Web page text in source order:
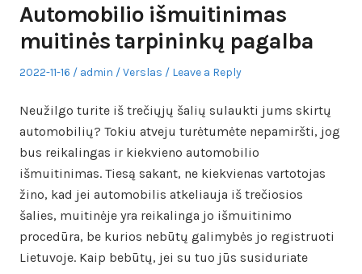
Automobilio išmuitinimas
muitinės tarpininkų pagalba
Posted
2022-11-16 Author
admin
Posted
Verslas Leave a Reply
Neužilgo turite iš trečiųjų šalių sulaukti jums skirtų
automobilių? Tokiu atveju turėtumėte nepamiršti, jog
bus reikalingas ir kiekvieno automobilio
išmuitinimas. Tiesą sakant, ne kiekvienas vartotojas
žino, kad jei automobilis atkeliauja iš trečiosios
šalies, muitinėje yra reikalinga jo išmuitinimo
procedūra, be kurios nebūtų galimybės jo registruoti
Lietuvoje. Kaip bebūtų, jei su tuo jūs susiduriate